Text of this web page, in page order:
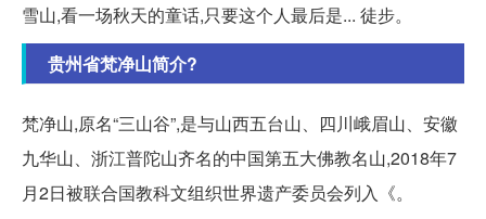
雪山,看一场秋天的童话,只要这个人最后是... 徒步。
贵州省梵净山简介?
梵净山,原名“三山谷”,是与山西五台山、四川峨眉山、安徽
九华山、浙江普陀山齐名的中国第五大佛教名山,2018年7
月2日被联合国教科文组织世界遗产委员会列入《。